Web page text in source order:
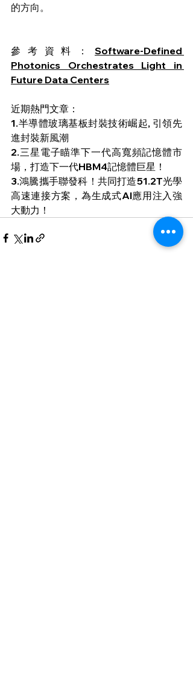
的方向。
參考資料： Software-Defined
Photonics Orchestrates Light in
Future Data Centers
近期熱門文章：
1.半導體玻璃基板封裝技術崛起, 引領先
進封裝新風潮
2.三星電子瞄準下一代高寬頻記憶體市
場，打造下一代HBM4記憶體巨星！
3.鴻騰攜手聯發科！共同打造51.2T光學
高速連接方案，為生成式AI應用注入強
大動力！